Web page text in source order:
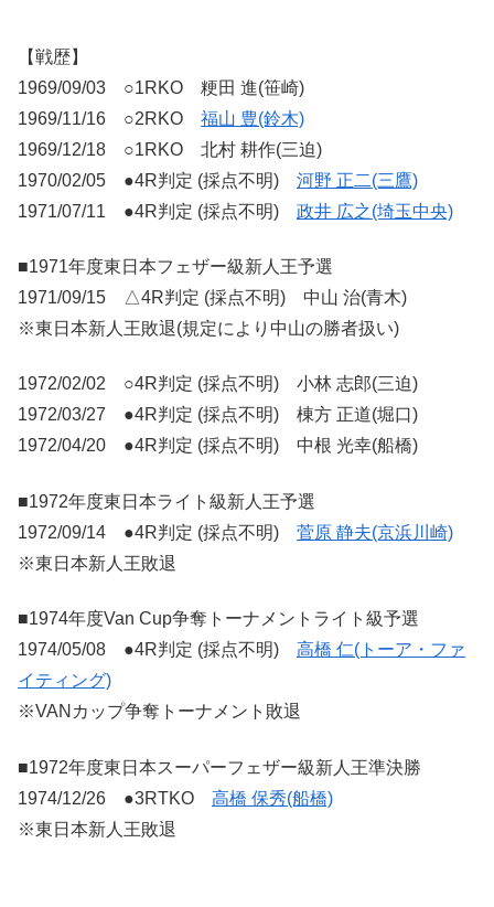
【戦歴】
1969/09/03 ○1RKO 粳田 進(笹崎)
1969/11/16 ○2RKO 福山 豊(鈴木)
1969/12/18 ○1RKO 北村 耕作(三迫)
1970/02/05 ●4R判定 (採点不明) 河野 正二(三鷹)
1971/07/11 ●4R判定 (採点不明) 政井 広之(埼玉中央)
■1971年度東日本フェザー級新人王予選
1971/09/15 △4R判定 (採点不明) 中山 治(青木)
※東日本新人王敗退(規定により中山の勝者扱い)
1972/02/02 ○4R判定 (採点不明) 小林 志郎(三迫)
1972/03/27 ●4R判定 (採点不明) 棟方 正道(堀口)
1972/04/20 ●4R判定 (採点不明) 中根 光幸(船橋)
■1972年度東日本ライト級新人王予選
1972/09/14 ●4R判定 (採点不明) 菅原 静夫(京浜川崎)
※東日本新人王敗退
■1974年度Van Cup争奪トーナメントライト級予選
1974/05/08 ●4R判定 (採点不明) 高橋 仁(トーア・ファ
イティング)
※VANカップ争奪トーナメント敗退
■1972年度東日本スーパーフェザー級新人王準決勝
1974/12/26 ●3RTKO 高橋 保秀(船橋)
※東日本新人王敗退